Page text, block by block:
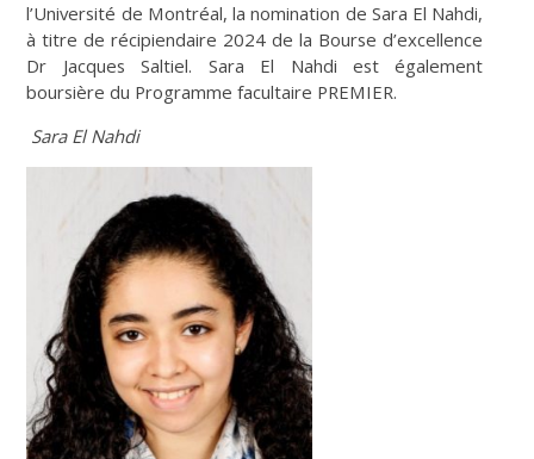
l’Université de Montréal, la nomination de Sara El Nahdi,
à titre de récipiendaire 2024 de la Bourse d’excellence
Dr Jacques Saltiel. Sara El Nahdi est également
boursière du Programme facultaire PREMIER.
Sara El Nahdi